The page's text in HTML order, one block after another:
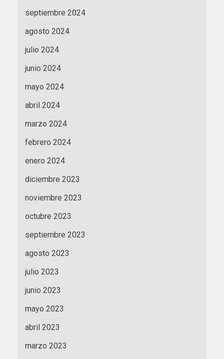
septiembre 2024
agosto 2024
julio 2024
junio 2024
mayo 2024
abril 2024
marzo 2024
febrero 2024
enero 2024
diciembre 2023
noviembre 2023
octubre 2023
septiembre 2023
agosto 2023
julio 2023
junio 2023
mayo 2023
abril 2023
marzo 2023